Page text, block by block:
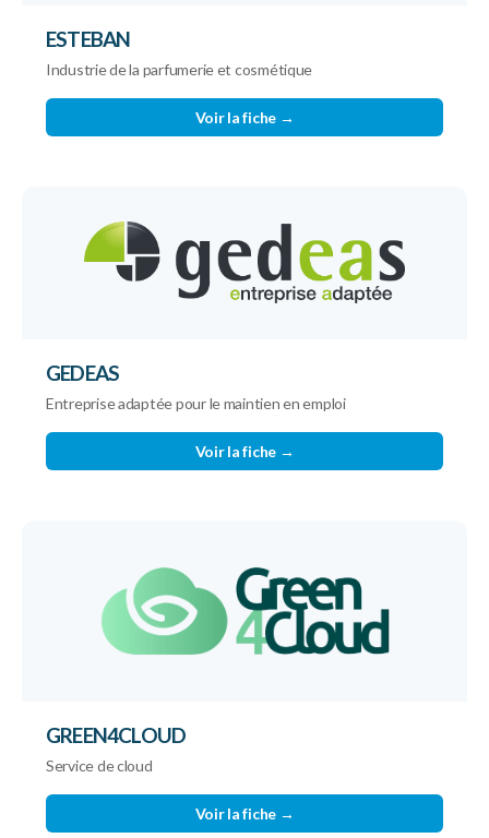
ESTEBAN
Industrie de la parfumerie et cosmétique
Voir la fiche →
GEDEAS
Entreprise adaptée pour le maintien en emploi
Voir la fiche →
GREEN4CLOUD
Service de cloud
Voir la fiche →